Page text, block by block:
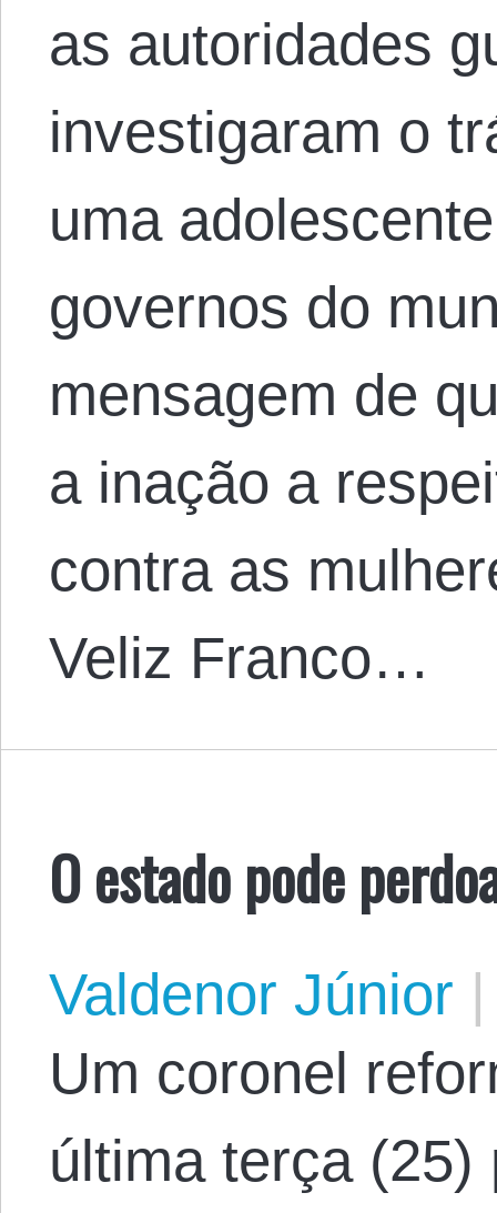
as autoridades
investigaram o
uma
governos do
mensagem de
a inação a
contra as
Veliz Franco…
O estado pode
Valdenor Júnior |
Um coronel
última terça